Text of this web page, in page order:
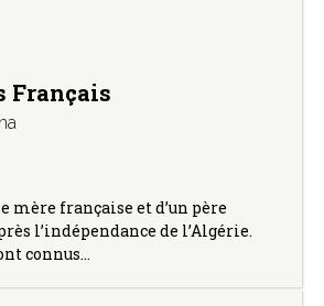
Français
mère française et d’un père
l’indépendance de l’Algérie.
connus…